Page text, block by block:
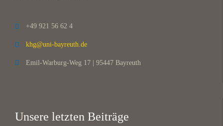
 +49 921 56 62 4
 khg@uni-bayreuth.de
 Emil-Warburg-Weg 17 | 95447 Bayreuth
Unsere letzten Beiträge